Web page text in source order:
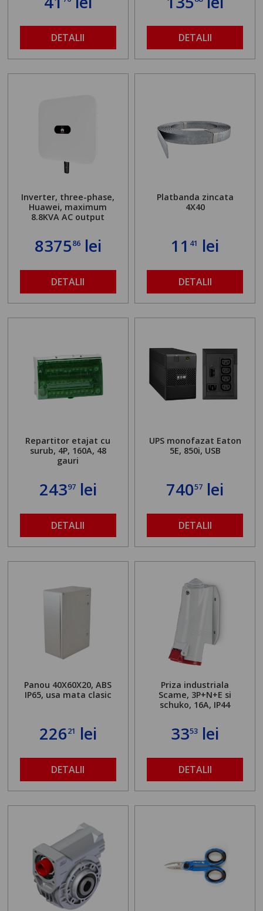
DETALII DETALII
Inverter, three-phase,
Huawei, maximum
8.8KVA AC output
837586lei
DETALII
Platbanda zincata
4X40
11 41 lei
DETALII
Repartitor etajat cu
surub, 4P, 160A, 48
gauri
24397lei
DETALII
UPS monofazat Eaton
5E, 850i, USB
74057 lei
DETALII
Panou 40X60X20, ABS
IP65, usa mata clasic
22621 lei
DETALII
Priza industriala
Scame, 3P+N+E si
schuko, 16A, IP44
3353 lei
DETALII